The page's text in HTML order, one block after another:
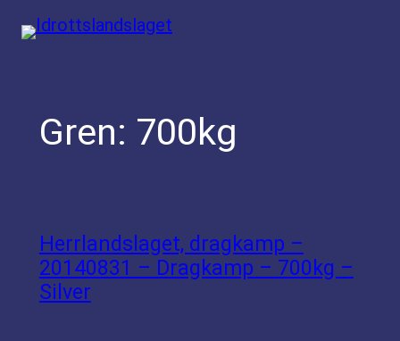
Hoppa
Gren: 700kg
Herrlandslaget, dragkamp –
20140831 – Dragkamp – 700kg –
Silver